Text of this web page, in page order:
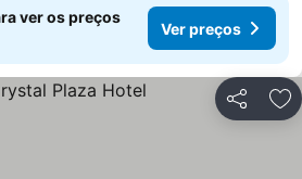
ver os preços
Ver preços
Partilhar